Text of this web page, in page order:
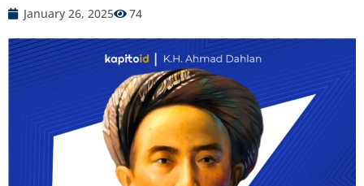
January 26, 2025 74